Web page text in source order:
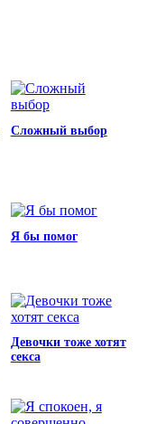
Сложный выбор
Я бы помог
Девочки тоже хотят
секса